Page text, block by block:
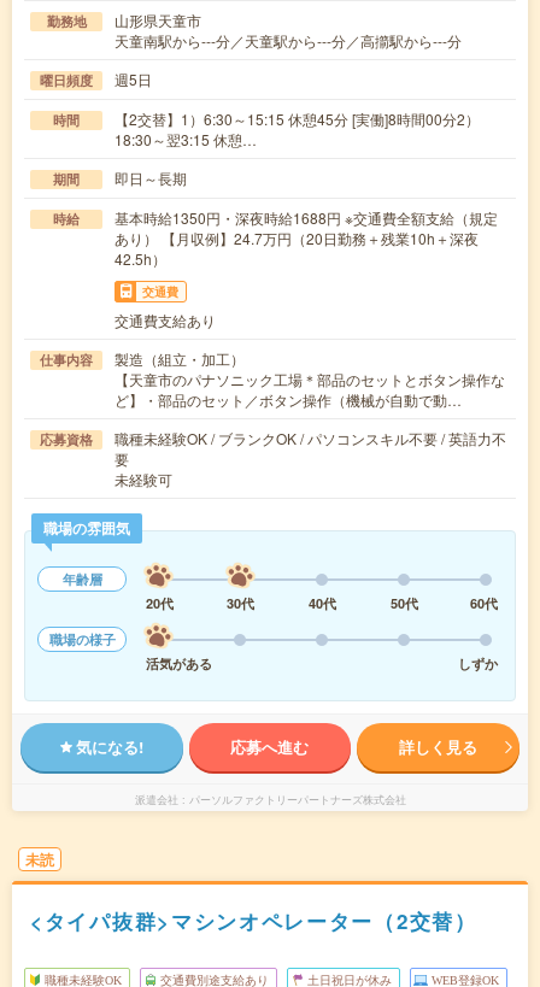
勤務地
山形県天童市
天童南駅から---分／天童駅から---分／高擶駅から---分
曜日頻度 週5日
時間
【2交替】1）6:30～15:15 休憩45分 [実働]8時間00分2）
18:30～翌3:15 休憩…
期間 即日～長期
時給
基本時給1350円・深夜時給1688円 ※交通費全額支給（規定
あり） 【月収例】24.7万円（20日勤務＋残業10h＋深夜
42.5h）
交通費
交通費支給あり
仕事内容
製造（組立・加工）
【天童市のパナソニック工場＊部品のセットとボタン操作な
ど】・部品のセット／ボタン操作（機械が自動で動…
応募資格
職種未経験OK / ブランクOK / パソコンスキル不要 / 英語力不
要
未経験可
職場の雰囲気
年齢層
20代
30代 40代 50代
60代
職場の様子
活気がある
しずか
気になる! 応募へ進む 詳しく見る
派遣会社 パーソルファクトリーパートナーズ株式会社
未読
<タイパ抜群>マシンオペレーター（2交替）
職種未経験OK 交通費別途支給あり 土日祝日が休み WEB登録OK